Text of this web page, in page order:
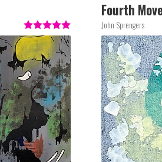
John Sprengers
Fourth